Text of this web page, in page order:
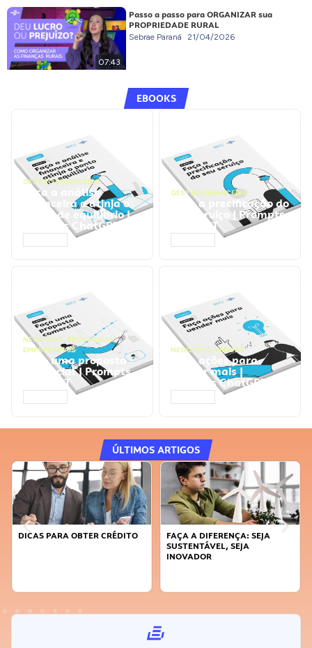
07:43
Passo a passo para ORGANIZAR sua
PROPRIEDADE RURAL
Sebrae Paraná 21/04/2026
EBOOKS
GESTÃO FINANCEIRA
Faça a análise
financeira e atinja o
ponto de equilíbrio |
Prompts ChatGPT
GESTÃO FINANCEIRA
Faça a precificação do
seu serviço | Prompts
ChatGPT
NEGÓCIOS, PROCESSOS
EMPRESARIAIS
Faça uma proposta
comercial | Prompts
ChatGPT
NEGÓCIOS, VENDAS
Faça ações para
vender mais |
Prompts ChatGPT
ÚLTIMOS ARTIGOS
DICAS PARA OBTER CRÉDITO
FAÇA A DIFERENÇA: SEJA
SUSTENTÁVEL, SEJA
INOVADOR